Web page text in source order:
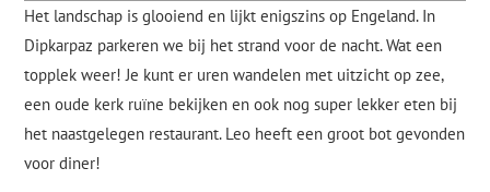
Het landschap is glooiend en lijkt enigszins op Engeland. In
Dipkarpaz parkeren we bij het strand voor de nacht. Wat een
topplek weer! Je kunt er uren wandelen met uitzicht op zee,
een oude kerk ruïne bekijken en ook nog super lekker eten bij
het naastgelegen restaurant. Leo heeft een groot bot gevonden
voor diner!